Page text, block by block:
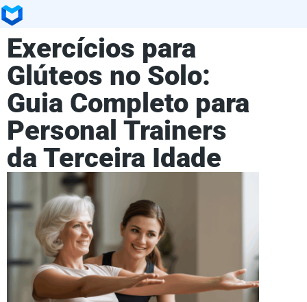
Exercícios para
Glúteos no Solo:
Guia Completo para
Personal Trainers
da Terceira Idade